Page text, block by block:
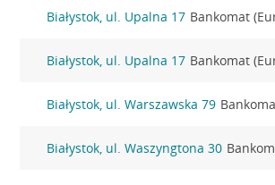
Białystok, ul. Upalna 17 Bankomat
Białystok, ul. Upalna 17 Bankomat
Białystok, ul. Warszawska 79
Białystok, ul. Waszyngtona 30